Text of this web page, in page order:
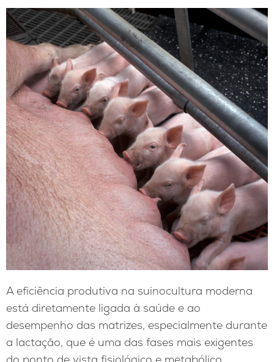
A eficiência produtiva na suinocultura moderna
está diretamente ligada à saúde e ao
desempenho das matrizes, especialmente durante
a lactação, que é uma das fases mais exigentes